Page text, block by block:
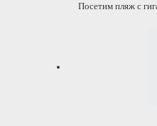
Посетим пляж с